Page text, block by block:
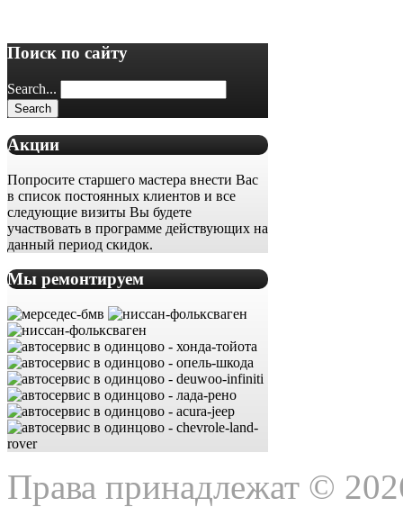
Поиск по сайту
Search...
Акции
Попросите старшего мастера внести Вас
в список постоянных клиентов и все
следующие визиты Вы будете
участвовать в программе действующих на
данный период скидок.
Мы ремонтируем
Права принадлежат ©